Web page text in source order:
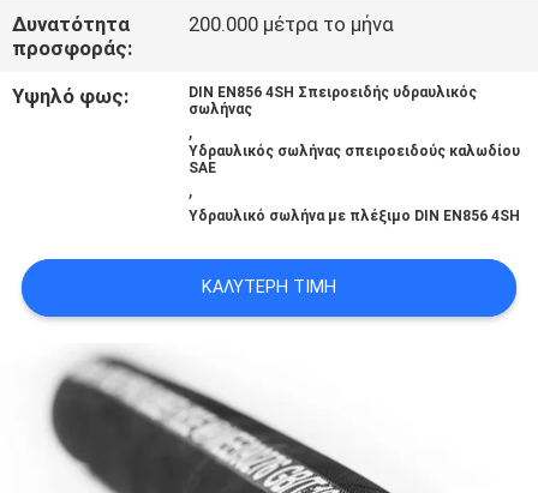
ΖΗΤΉΣΤΕ
ΈΝΑ
ΑΠΌΣΠΑΣΜΑ
Δυνατότητα
προσφοράς:
200.000 μέτρα το μήνα
Υψηλό φως:
DIN EN856 4SH Σπειροειδής υδραυλικός
σωλήνας
,
Υδραυλικός σωλήνας σπειροειδούς καλωδίου
SAE
,
Υδραυλικό σωλήνα με πλέξιμο DIN EN856 4SH
ΚΑΛΎΤΕΡΗ ΤΙΜΉ